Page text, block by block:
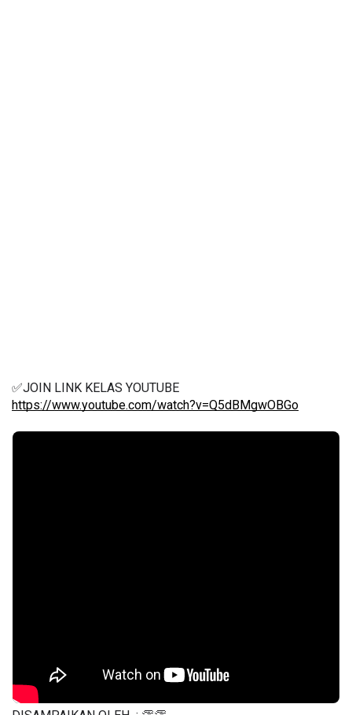
✅JOIN LINK KELAS YOUTUBE
https://www.youtube.com/watch?v=Q5dBMgwOBGo